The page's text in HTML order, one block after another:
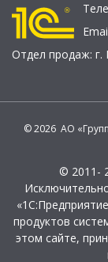
Отдел продаж: г.
© 2026 АО
© 2011-
продуктов
этом сайте,